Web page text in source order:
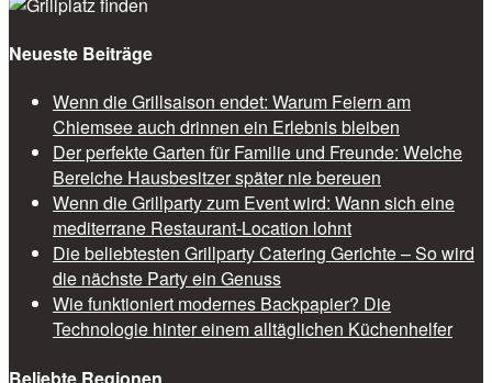
Neueste Beiträge
Wenn die Grillsaison endet: Warum Feiern am
Chiemsee auch drinnen ein Erlebnis bleiben
Der perfekte Garten für Familie und Freunde: Welche
Bereiche Hausbesitzer später nie bereuen
Wenn die Grillparty zum Event wird: Wann sich eine
mediterrane Restaurant-Location lohnt
Die beliebtesten Grillparty Catering Gerichte – So wird
die nächste Party ein Genuss
Wie funktioniert modernes Backpapier? Die
Technologie hinter einem alltäglichen Küchenhelfer
Beliebte Regionen